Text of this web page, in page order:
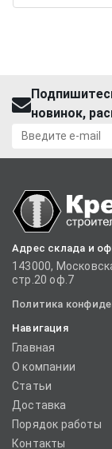
новинок,
Адрес склада и
143000,
стр.20 оф.7
Политика
Навигация
Главная
О компании
Статьи
Доставка
Порядок работы
Контакты